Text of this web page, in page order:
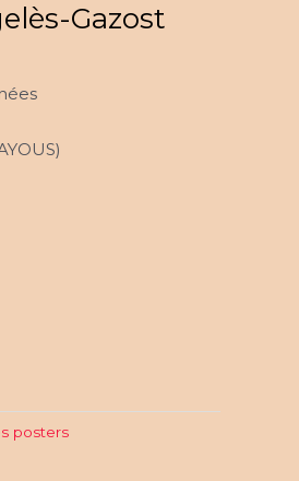
Gazost
posters